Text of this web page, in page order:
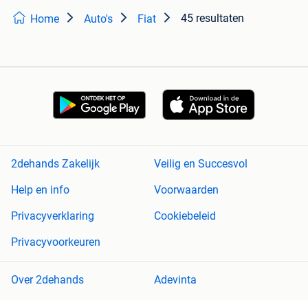
Home Auto's Fiat 45 resultaten
2dehands Zakelijk
Veilig en Succesvol
Help en info
Voorwaarden
Privacyverklaring
Cookiebeleid
Privacyvoorkeuren
Over 2dehands
Adevinta